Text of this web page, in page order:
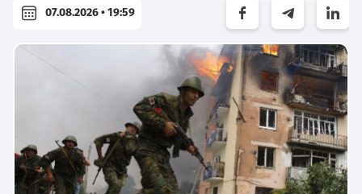
07.08.2026 • 19:59